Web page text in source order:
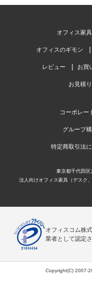
オフィス家
オフィスのギモン
レビュー お買
お見積
コーポレー
グループ
特定商取引法
東京都千代田
法人向けオフィス家具（デスク
オフィスコム株
業者として認定
Copyright(C) 2007-